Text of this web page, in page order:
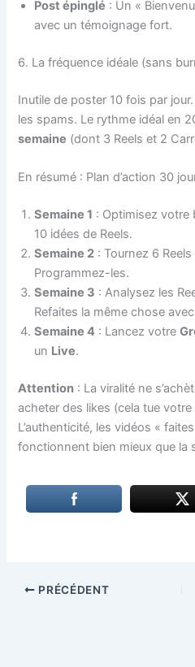
Post épinglé : Un «
avec un témoignage fort.
6. La fréquence idéale (sans
Inutile de poster 10 fois par
les spams. Le rythme idéal en
semaine (dont 3 Reels et 2
En résumé : Plan d’action 30
Semaine 1 : Optimisez votre
10 idées de Reels.
Semaine 2 : Tournez 6
Programmez-les.
Semaine 3 : Analysez les
Refaites la même chose
Semaine 4 : Lancez votre
un Live.
Attention : La viralité ne
acheter des likes (cela tue
L’authenticité, les vidéos «
fonctionnent bien mieux que la
PRÉCÉDENT